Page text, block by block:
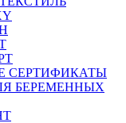
СЕРТИФИКАТЫ
БЕРЕМЕННЫХ